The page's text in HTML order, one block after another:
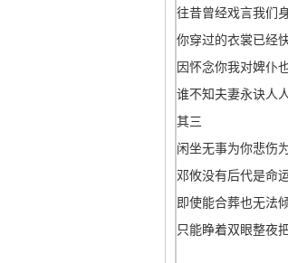
往昔曾经戏言我们
你穿过的衣裳已经
因怀念你我对婢仆
谁不知夫妻永诀人
其三
闲坐无事为你悲伤
邓攸没有后代是命
即使能合葬也无法
只能睁着双眼整夜